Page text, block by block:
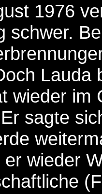
1976
schwer.
Lauda
wieder im
sagte
wieder